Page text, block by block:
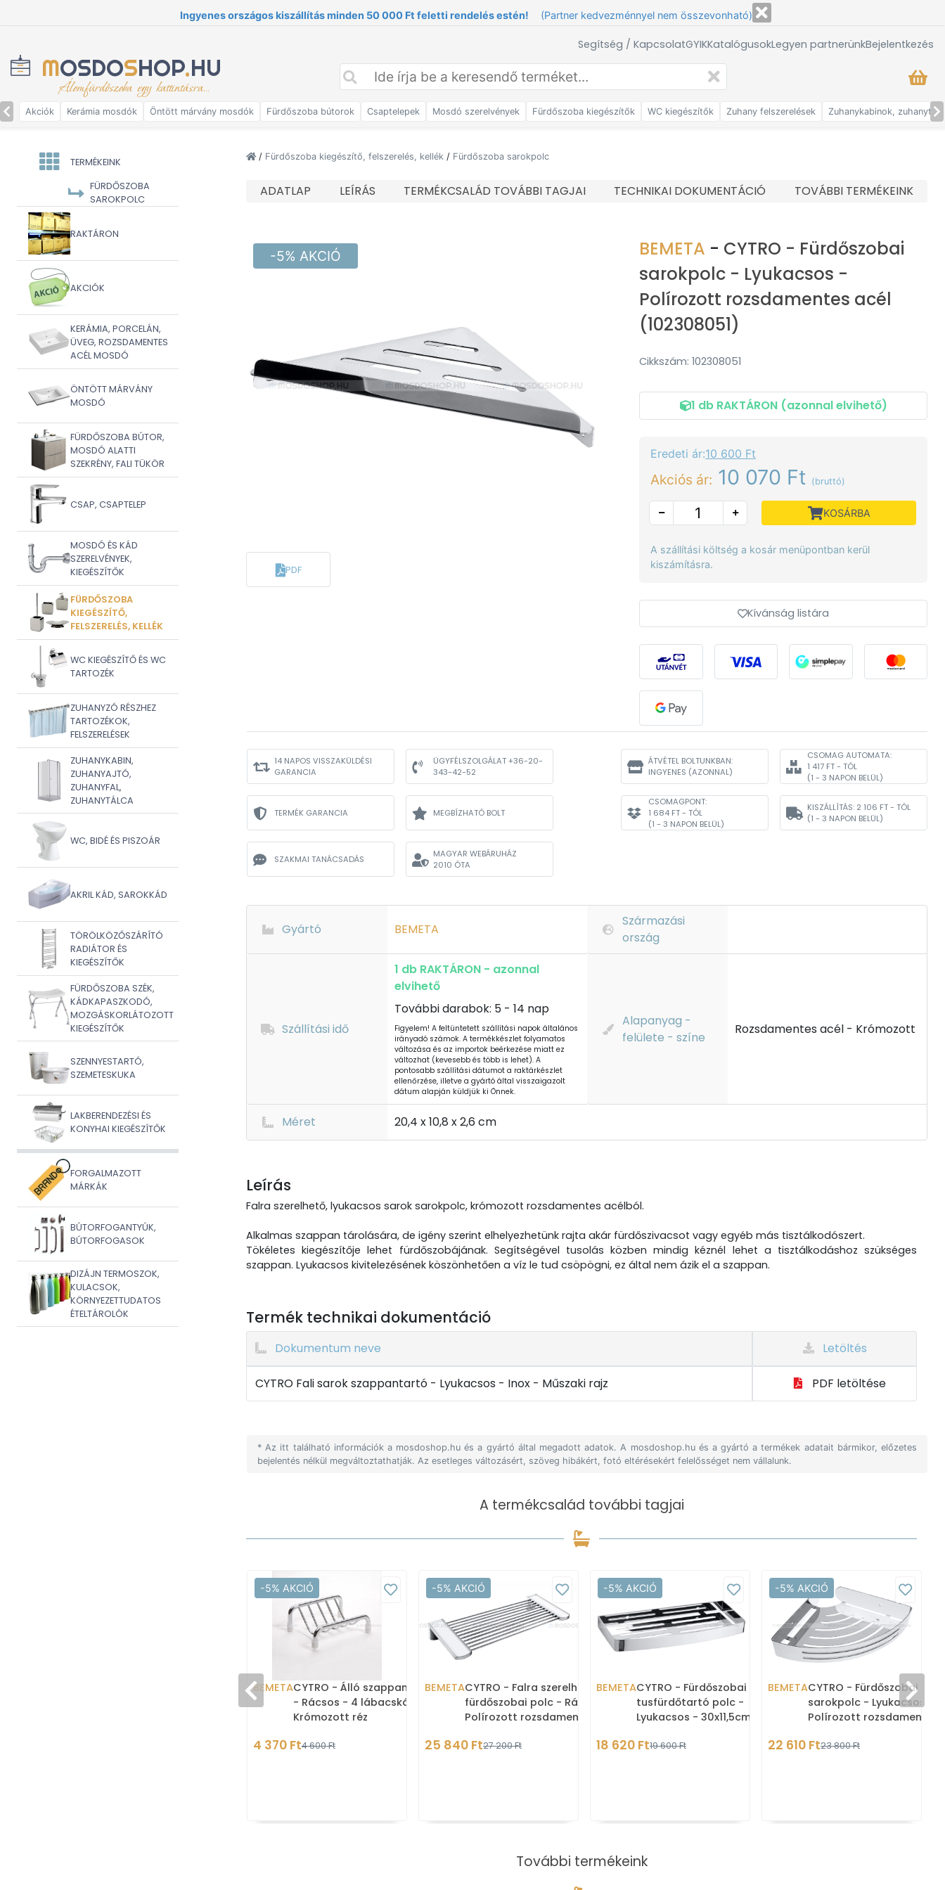
Ingyenes országos kiszállítás minden 50 000 Ft feletti rendelés estén! (Partner kedvezménnyel nem összevonható)
Segítség / KapcsolatGYIKKatalógusokLegyen partnerünkBejelentkezés
MOSDOSHOP.HU
Álomfürdőszoba egy kattintásra...
Akciók Kerámia mosdók Öntött márvány mosdók Fürdőszoba bútorok Csaptelepek Mosdó szerelvények Fürdőszoba kiegészítők WC kiegészítők Zuhany felszerelések Zuhanykabinok,
TERMÉKEINK
FÜRDŐSZOBA
SAROKPOLC
RAKTÁRON
AKCIÓK
KERÁMIA, PORCELÁN,
ÜVEG, ROZSDAMENTES
ACÉL MOSDÓ
ÖNTÖTT MÁRVÁNY
MOSDÓ
FÜRDŐSZOBA BÚTOR,
MOSDÓ ALATTI
SZEKRÉNY, FALI TÜKÖR
CSAP, CSAPTELEP
MOSDÓ ÉS KÁD
SZERELVÉNYEK,
KIEGÉSZÍTŐK
FÜRDŐSZOBA
KIEGÉSZÍTŐ,
FELSZERELÉS, KELLÉK
WC KIEGÉSZÍTŐ ÉS WC
TARTOZÉK
ZUHANYZÓ RÉSZHEZ
TARTOZÉKOK,
FELSZERELÉSEK
ZUHANYKABIN,
ZUHANYAJTÓ,
ZUHANYFAL,
ZUHANYTÁLCA
WC, BIDÉ ÉS PISZOÁR
AKRIL KÁD, SAROKKÁD
TÖRÖLKÖZŐSZÁRÍTÓ
RADIÁTOR ÉS
KIEGÉSZÍTŐK
FÜRDŐSZOBA SZÉK,
KÁDKAPASZKODÓ,
MOZGÁSKORLÁTOZOTT
KIEGÉSZÍTŐK
SZENNYESTARTÓ,
SZEMETESKUKA
LAKBERENDEZÉSI ÉS
KONYHAI KIEGÉSZÍTŐK
FORGALMAZOTT
MÁRKÁK
BÚTORFOGANTYÚK,
BÚTORFOGASOK
DIZÁJN TERMOSZOK,
KULACSOK,
KÖRNYEZETTUDATOS
ÉTELTÁROLÓK
/ Fürdőszoba kiegészítő, felszerelés, kellék / Fürdőszoba sarokpolc
ADATLAP LEÍRÁS TERMÉKCSALÁD TOVÁBBI TAGJAI TECHNIKAI DOKUMENTÁCIÓ TOVÁBBI TERMÉKEINK
-5% AKCIÓ
PDF
BEMETA - CYTRO - Fürdőszobai
sarokpolc - Lyukacsos -
Polírozott rozsdamentes acél
(102308051)
Cikkszám: 102308051
1 db RAKTÁRON (azonnal elvihető)
Eredeti ár:10 600 Ft
Akciós ár: 10 070 Ft (bruttó)
KOSÁRBA
A szállítási költség a kosár menüpontban kerül
kiszámításra.
Kívánság listára
14 NAPOS VISSZAKÜLDÉSI
GARANCIA
ÜGYFÉLSZOLGÁLAT +36-20-
343-42-52
TERMÉK GARANCIA MEGBÍZHATÓ BOLT
SZAKMAI TANÁCSADÁS
MAGYAR WEBÁRUHÁZ
2010 ÓTA
ÁTVÉTEL BOLTUNKBAN:
INGYENES (AZONNAL)
CSOMAG AUTOMATA:
1 417 FT - TÓL
(1 - 3 NAPON BELÜL)
CSOMAGPONT:
1 684 FT - TÓL
(1 - 3 NAPON BELÜL)
KISZÁLLÍTÁS: 2 106 FT - TÓL
(1 - 3 NAPON BELÜL)
Gyártó BEMETA
Származási
ország
Szállítási idő
1 db RAKTÁRON - azonnal
elvihető
További darabok: 5 - 14 nap
Figyelem! A feltüntetett szállítási napok általános
irányadó számok. A termékkészlet folyamatos
változása és az importok beérkezése miatt ez
változhat (kevesebb és több is lehet). A
pontosabb szállítási dátumot a raktárkészlet
ellenőrzése, illetve a gyártó által visszaigazolt
dátum alapján küldjük ki Önnek.
Alapanyag -
felülete - színe
Rozsdamentes acél - Krómozott
Méret 20,4 x 10,8 x 2,6 cm
Leírás
Falra szerelhető, lyukacsos sarok sarokpolc, krómozott rozsdamentes acélból.
Alkalmas szappan tárolására, de igény szerint elhelyezhetünk rajta akár fürdőszivacsot vagy egyéb más tisztálkodószert.
Tökéletes kiegészítője lehet fürdőszobájának. Segítségével tusolás közben mindig kéznél lehet a tisztálkodáshoz szükséges
szappan. Lyukacsos kivitelezésének köszönhetően a víz le tud csöpögni, ez által nem ázik el a szappan.
Termék technikai dokumentáció
Dokumentum neve Letöltés
CYTRO Fali sarok szappantartó - Lyukacsos - Inox - Műszaki rajz PDF letöltése
* Az itt található információk a mosdoshop.hu és a gyártó által megadott adatok. A mosdoshop.hu és a gyártó a termékek adatait bármikor, előzetes
bejelentés nélkül megváltoztathatják. Az esetleges változásért, szöveg hibákért, fotó eltérésekért felelősséget nem vállalunk.
A termékcsalád további tagjai
-5% AKCIÓ
BEMETACYTRO - Álló szappantartó
- Rácsos - 4 lábacskával -
Krómozott réz
4 370 Ft4 600 Ft
-5% AKCIÓ
BEMETACYTRO - Falra szerelhető
fürdőszobai polc - Rácsos -
Polírozott rozsdamentes
25 840 Ft27 200 Ft
-5% AKCIÓ
BEMETACYTRO - Fürdőszobai
tusfürdőtartó polc -
Lyukacsos - 30x11,5cm -
acél
18 620 Ft19 600 Ft
-5% AKCIÓ
BEMETACYTRO - Fürdőszobai
sarokpolc - Lyukacsos -
Polírozott rozsdamentes
22 610 Ft23 800 Ft
További termékeink